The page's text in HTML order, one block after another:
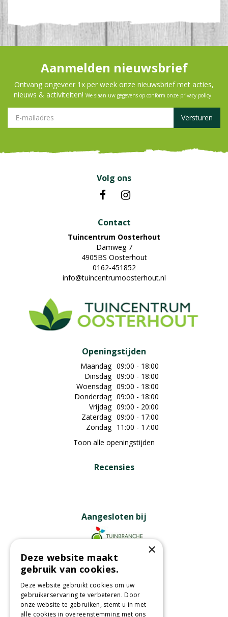
Aanmelden nieuwsbrief
Ontvang ongeveer 1x per week onze nieuwsbrief met acties,
nieuws & activiteiten! We slaan uw gegevens op conform onze privacy policy
Volg ons
Contact
Tuincentrum Oosterhout
Damweg 7
4905BS Oosterhout
0162-451852
info@tuincentrumoosterhout.nl
Openingstijden
Maandag 09:00 - 18:00
Dinsdag 09:00 - 18:00
Woensdag 09:00 - 18:00
Donderdag 09:00 - 18:00
Vrijdag 09:00 - 20:00
Zaterdag 09:00 - 17:00
Zondag 11:00 - 17:00
Toon alle openingstijden
Recensies
Aangesloten bij
Partners
Wij accepteren
×
Deze website maakt
gebruik van cookies.
Deze website gebruikt cookies om uw
gebruikerservaring te verbeteren. Door
onze website te gebruiken, stemt u in met
alle cookies in overeenstemming met ons